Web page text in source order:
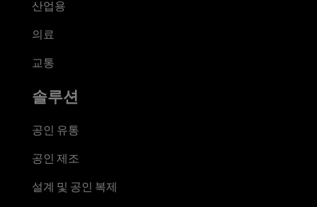
산업용
의료
교통
솔루션
공인 유통
공인 제조
설계 및 공인 복제